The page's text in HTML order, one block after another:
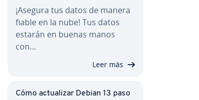
¡Asegura tus datos de manera
fiable en la nube! Tus datos
estarán en buenas manos
con…
Leer más
Cómo ac­tua­li­zar Debian 13 paso